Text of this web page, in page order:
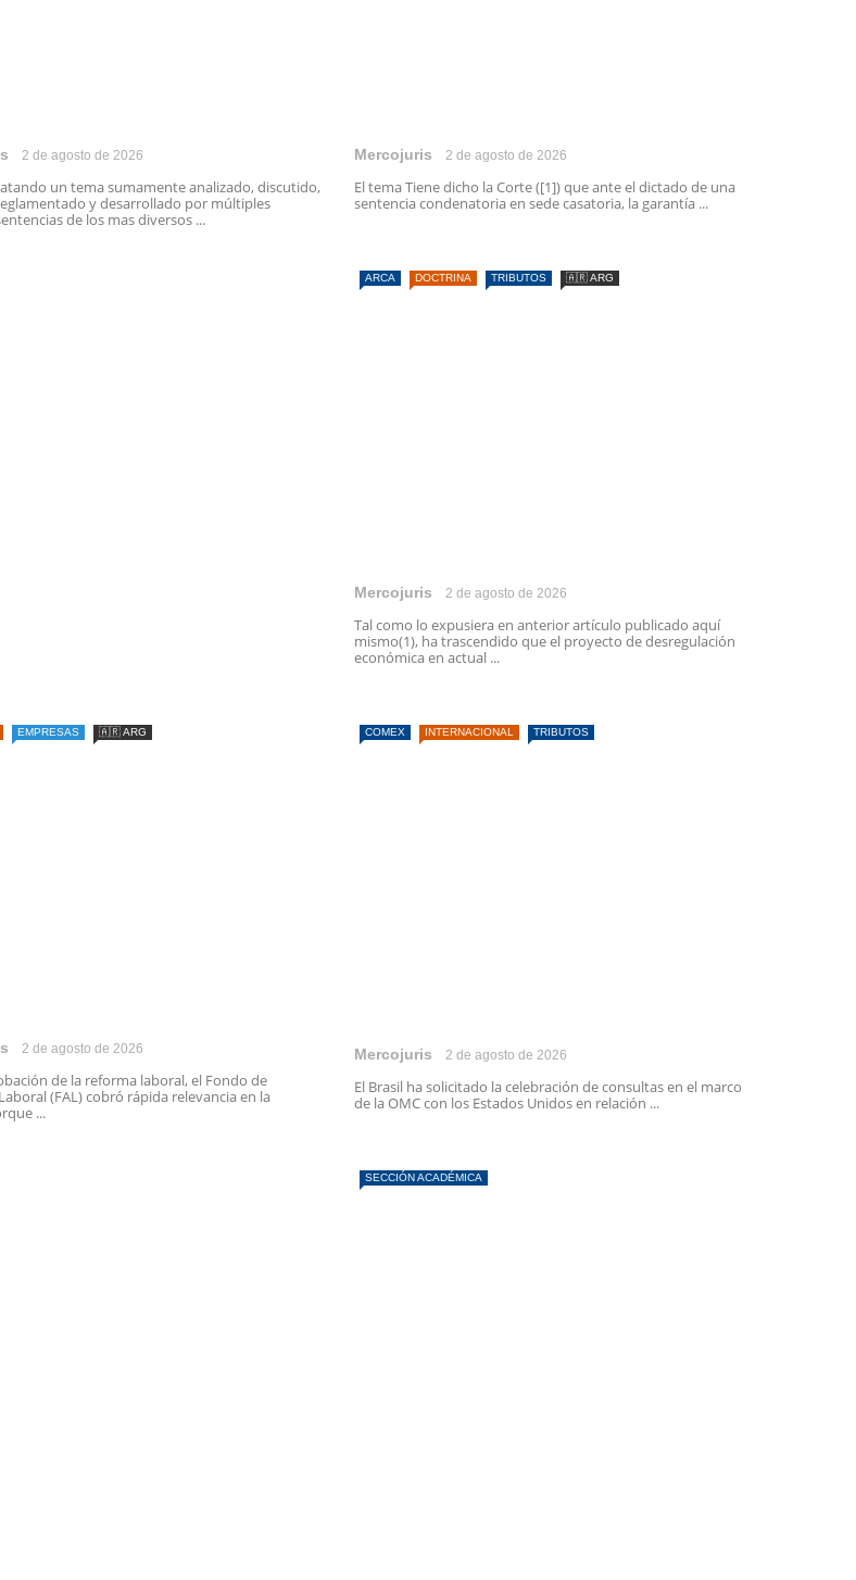
2 de agosto de 2026
un tema sumamente analizado, discutido,
y desarrollado por múltiples
de los mas diversos ...
Mercojuris 2 de agosto de 2026
El tema Tiene dicho la Corte ([1]) que ante el dictado de una
sentencia condenatoria en sede casatoria, la garantía ...
ARCA DOCTRINA TRIBUTOS 🇦🇷 ARG
Mercojuris 2 de agosto de 2026
Tal como lo expusiera en anterior artículo publicado aquí
mismo(1), ha trascendido que el proyecto de desregulación
económica en actual ...
EMPRESAS 🇦🇷 ARG
2 de agosto de 2026
de la reforma laboral, el Fondo de
(FAL) cobró rápida relevancia en la
...
COMEX INTERNACIONAL TRIBUTOS
Mercojuris 2 de agosto de 2026
El Brasil ha solicitado la celebración de consultas en el marco
de la OMC con los Estados Unidos en relación ...
SECCIÓN ACADÉMICA